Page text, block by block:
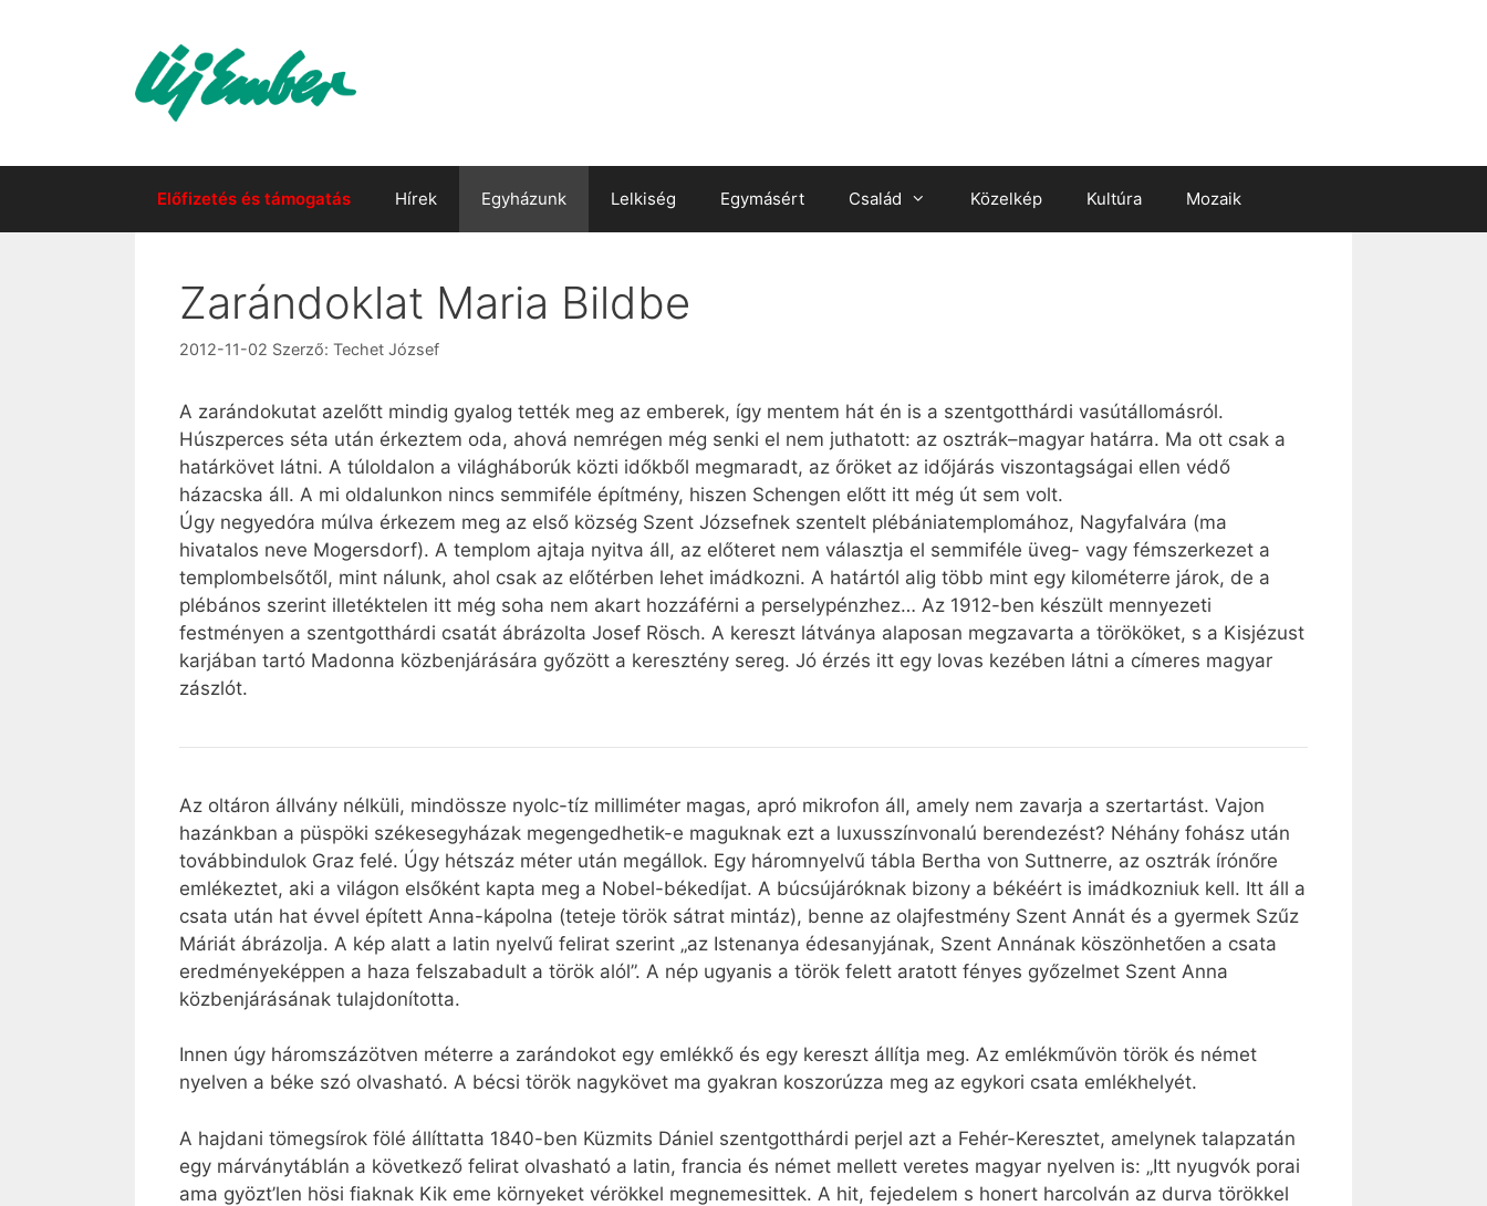
Előfizetés és támogatás Hírek Egyházunk Lelkiség Egymásért Család Közelkép Kultúra Mozaik
Zarándoklat Maria Bildbe
2012-11-02 Szerző: Techet József
A zarándokutat azelőtt mindig gyalog tették meg az emberek, így mentem hát én is a szentgotthárdi vasútállomásról.
Húszperces séta után érkeztem oda, ahová nemrégen még senki el nem juthatott: az osztrák–magyar határra. Ma ott csak a
határkövet látni. A túloldalon a világháborúk közti időkből megmaradt, az őröket az időjárás viszontagságai ellen védő
házacska áll. A mi oldalunkon nincs semmiféle építmény, hiszen Schengen előtt itt még út sem volt.
Úgy negyedóra múlva érkezem meg az első község Szent Józsefnek szentelt plébániatemplomához, Nagyfalvára (ma
hivatalos neve Mogersdorf). A templom ajtaja nyitva áll, az előteret nem választja el semmiféle üveg- vagy fémszerkezet a
templombelsőtől, mint nálunk, ahol csak az előtérben lehet imádkozni. A határtól alig több mint egy kilométerre járok, de a
plébános szerint illetéktelen itt még soha nem akart hozzáférni a perselypénzhez… Az 1912-ben készült mennyezeti
festményen a szentgotthárdi csatát ábrázolta Josef Rösch. A kereszt látványa alaposan megzavarta a törököket, s a Kisjézust
karjában tartó Madonna közbenjárására győzött a keresztény sereg. Jó érzés itt egy lovas kezében látni a címeres magyar
zászlót.
Az oltáron állvány nélküli, mindössze nyolc-tíz milliméter magas, apró mikrofon áll, amely nem zavarja a szertartást. Vajon
hazánkban a püspöki székesegyházak megengedhetik-e maguknak ezt a luxusszínvonalú berendezést? Néhány fohász után
továbbindulok Graz felé. Úgy hétszáz méter után megállok. Egy háromnyelvű tábla Bertha von Suttnerre, az osztrák írónőre
emlékeztet, aki a világon elsőként kapta meg a Nobel-békedíjat. A búcsújáróknak bizony a békéért is imádkozniuk kell. Itt áll a
csata után hat évvel épített Anna-kápolna (teteje török sátrat mintáz), benne az olajfestmény Szent Annát és a gyermek Szűz
Máriát ábrázolja. A kép alatt a latin nyelvű felirat szerint „az Istenanya édesanyjának, Szent Annának köszönhetően a csata
eredményeképpen a haza felszabadult a török alól”. A nép ugyanis a török felett aratott fényes győzelmet Szent Anna
közbenjárásának tulajdonította.
Innen úgy háromszázötven méterre a zarándokot egy emlékkő és egy kereszt állítja meg. Az emlékművön török és német
nyelven a béke szó olvasható. A bécsi török nagykövet ma gyakran koszorúzza meg az egykori csata emlékhelyét.
A hajdani tömegsírok fölé állíttatta 1840-ben Küzmits Dániel szentgotthárdi perjel azt a Fehér-Keresztet, amelynek talapzatán
egy márványtáblán a következő felirat olvasható a latin, francia és német mellett veretes magyar nyelven is: „Itt nyugvók porai
ama gyözt’len hösi fiaknak Kik eme környeket vérökkel megnemesittek. A hit, fejedelem s honert harcolván az durva törökkel